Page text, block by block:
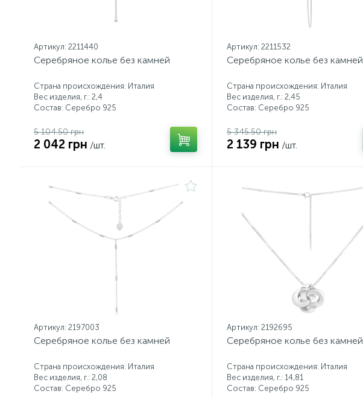
Артикул: 2211440
Серебряное колье без камней
Страна происхождения: Италия
Вес изделия, г.: 2,4
Состав: Серебро 925
5 104.50 грн
2 042 грн /шт.
Артикул: 2211532
Серебряное колье без камней
Страна происхождения: Италия
Вес изделия, г.: 2,45
Состав: Серебро 925
5 345.50 грн
2 139 грн /шт.
Артикул: 2197003
Серебряное колье без камней
Страна происхождения: Италия
Вес изделия, г.: 2,08
Состав: Серебро 925
Артикул: 2192695
Серебряное колье без камней
Страна происхождения: Италия
Вес изделия, г.: 14,81
Состав: Серебро 925